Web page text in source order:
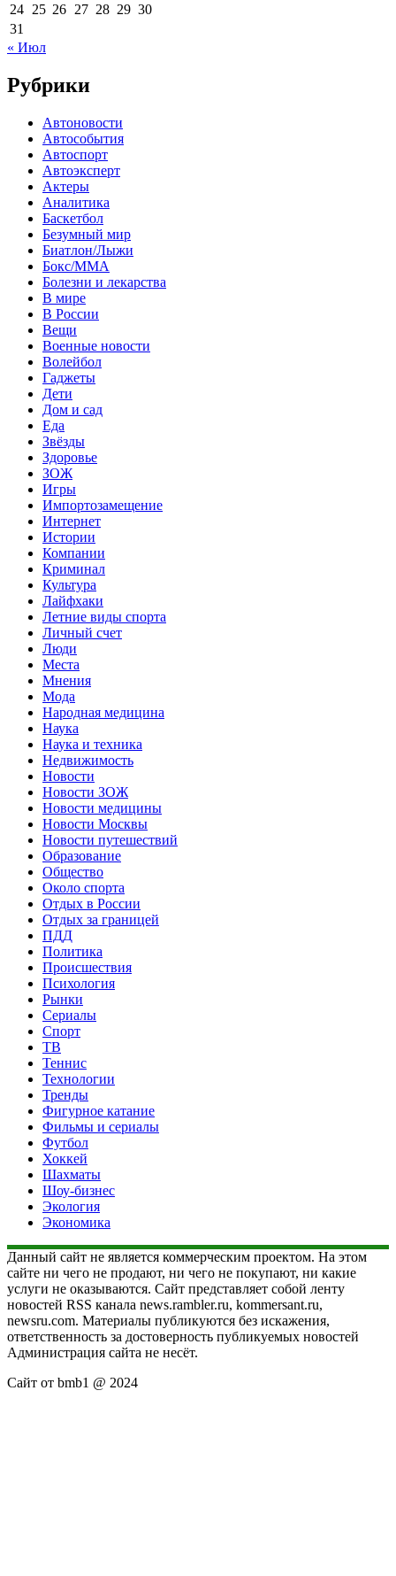
24 25 26 27 28 29 30
31
« Июл
Рубрики
Автоновости
Автособытия
Автоспорт
Автоэксперт
Актеры
Аналитика
Баскетбол
Безумный мир
Биатлон/Лыжи
Бокс/MMA
Болезни и лекарства
В мире
В России
Вещи
Военные новости
Волейбол
Гаджеты
Дети
Дом и сад
Еда
Звёзды
Здоровье
ЗОЖ
Игры
Импортозамещение
Интернет
Истории
Компании
Криминал
Культура
Лайфхаки
Летние виды спорта
Личный счет
Люди
Места
Мнения
Мода
Народная медицина
Наука
Наука и техника
Недвижимость
Новости
Новости ЗОЖ
Новости медицины
Новости Москвы
Новости путешествий
Образование
Общество
Около спорта
Отдых в России
Отдых за границей
ПДД
Политика
Происшествия
Психология
Рынки
Сериалы
Спорт
ТВ
Теннис
Технологии
Тренды
Фигурное катание
Фильмы и сериалы
Футбол
Хоккей
Шахматы
Шоу-бизнес
Экология
Экономика
Данный сайт не является коммерческим проектом. На этом
сайте ни чего не продают, ни чего не покупают, ни какие
услуги не оказываются. Сайт представляет собой ленту
новостей RSS канала news.rambler.ru, kommersant.ru,
newsru.com. Материалы публикуются без искажения,
ответственность за достоверность публикуемых новостей
Администрация сайта не несёт.
Сайт от bmb1 @ 2024